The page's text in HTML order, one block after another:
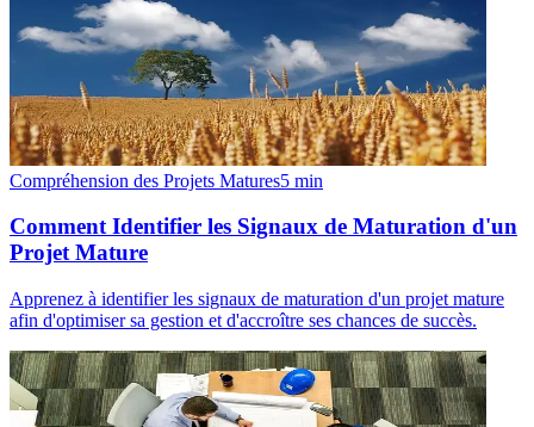
Compréhension des Projets Matures5 min
Comment Identifier les Signaux de Maturation d'un
Projet Mature
Apprenez à identifier les signaux de maturation d'un projet mature
afin d'optimiser sa gestion et d'accroître ses chances de succès.